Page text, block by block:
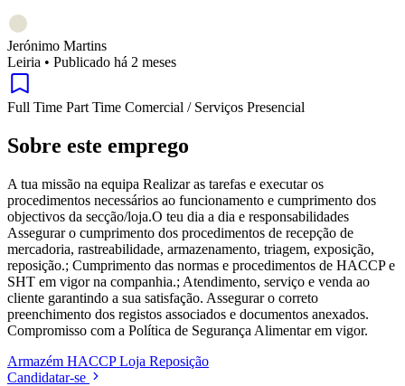
Jerónimo Martins
Leiria • Publicado há 2 meses
Full Time Part Time Comercial / Serviços Presencial
Sobre este emprego
A tua missão na equipa Realizar as tarefas e executar os
procedimentos necessários ao funcionamento e cumprimento dos
objectivos da secção/loja.O teu dia a dia e responsabilidades
Assegurar o cumprimento dos procedimentos de recepção de
mercadoria, rastreabilidade, armazenamento, triagem, exposição,
reposição.; Cumprimento das normas e procedimentos de HACCP e
SHT em vigor na companhia.; Atendimento, serviço e venda ao
cliente garantindo a sua satisfação. Assegurar o correto
preenchimento dos registos associados e documentos anexados.
Compromisso com a Política de Segurança Alimentar em vigor.
Armazém HACCPLoja Reposição
Candidatar-se